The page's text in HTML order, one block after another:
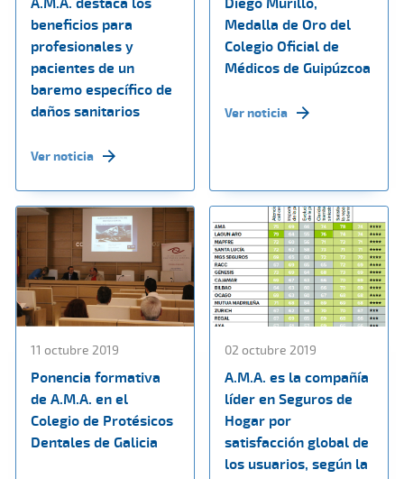
beneficios para
profesionales y
pacientes de un
baremo específico de
daños sanitarios
Ver noticia
Medalla de Oro del
Colegio Oficial de
Médicos de Guipúzcoa
Ver noticia
11 octubre 2019
Ponencia formativa
de A.M.A. en el
Colegio de Protésicos
Dentales de Galicia
02 octubre 2019
A.M.A. es la compañía
líder en Seguros de
Hogar por
satisfacción global de
los usuarios, según la